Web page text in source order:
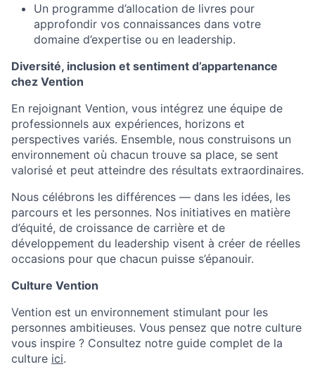
Un programme d’allocation de livres pour
approfondir vos connaissances dans votre
domaine d’expertise ou en leadership.
Diversité, inclusion et sentiment d’appartenance
chez Vention
En rejoignant Vention, vous intégrez une équipe de
professionnels aux expériences, horizons et
perspectives variés. Ensemble, nous construisons un
environnement où chacun trouve sa place, se sent
valorisé et peut atteindre des résultats extraordinaires.
Nous célébrons les différences — dans les idées, les
parcours et les personnes. Nos initiatives en matière
d’équité, de croissance de carrière et de
développement du leadership visent à créer de réelles
occasions pour que chacun puisse s’épanouir.
Culture Vention
Vention est un environnement stimulant pour les
personnes ambitieuses. Vous pensez que notre culture
vous inspire ? Consultez notre guide complet de la
culture ici.